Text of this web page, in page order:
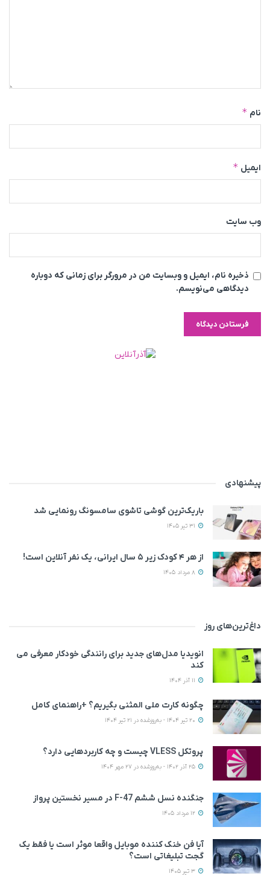
نام *
ایمیل *
وب‌ سایت
ذخیره نام، ایمیل و وبسایت من در مرورگر برای زمانی که دوباره
دیدگاهی می‌نویسم.
پیشنهادی
باریک‌ترین گوشی تاشوی سامسونگ رونمایی شد
از هر ۴ کودک زیر ۵ سال ایرانی، یک نفر آنلاین است!
داغ‌ترین‌های روز
انویدیا مدل‌های جدید برای رانندگی خودکار معرفی می
کند
چگونه کارت ملی المثنی بگیریم؟ +راهنمای کامل
پروتکل VLESS چیست و چه کاربردهایی دارد؟
جنگنده نسل ششم F-47 در مسیر نخستین پرواز
آیا فن خنک کننده موبایل واقعا موثر است یا فقط یک
گجت تبلیغاتی است؟